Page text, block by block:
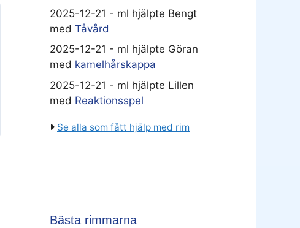
2025-12-21 - ml hjälpte Bengt
med Tåvård
2025-12-21 - ml hjälpte Göran
med kamelhårskappa
2025-12-21 - ml hjälpte Lillen
med Reaktionsspel
Se alla som fått hjälp med rim
Bästa rimmarna